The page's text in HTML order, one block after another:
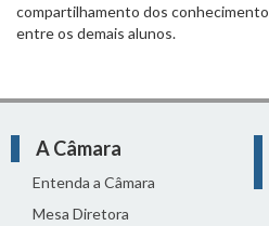
compartilhamento dos
entre os demais alunos.
A Câmara
Entenda a Câmara
Mesa Diretora